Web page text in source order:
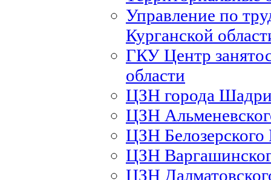
Управление по
Курганской
ГКУ Центр
области
ЦЗН города
ЦЗН
ЦЗН
ЦЗН
ЦЗН